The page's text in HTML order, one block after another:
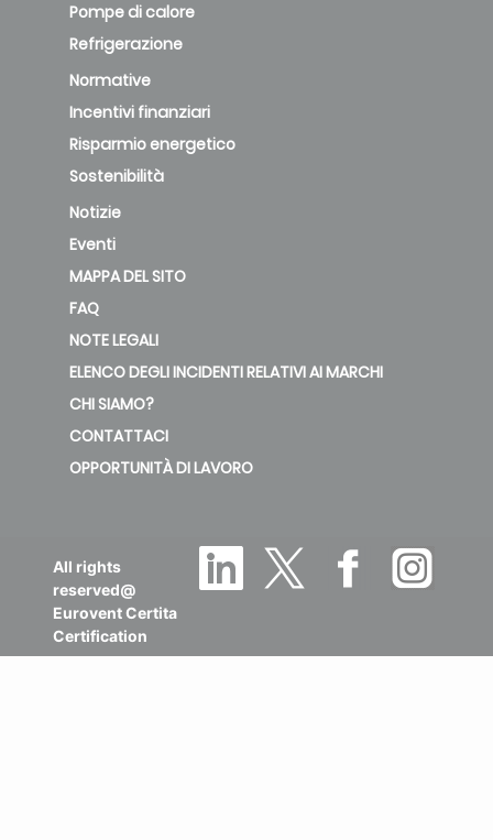
Pompe di calore
Refrigerazione
Normative
Incentivi finanziari
Risparmio energetico
Sostenibilità
Notizie
Eventi
MAPPA DEL SITO
FAQ
NOTE LEGALI
ELENCO DEGLI INCIDENTI RELATIVI AI MARCHI
CHI SIAMO?
CONTATTACI
OPPORTUNITÀ DI LAVORO
All rights
reserved@
Eurovent Certita
Certification